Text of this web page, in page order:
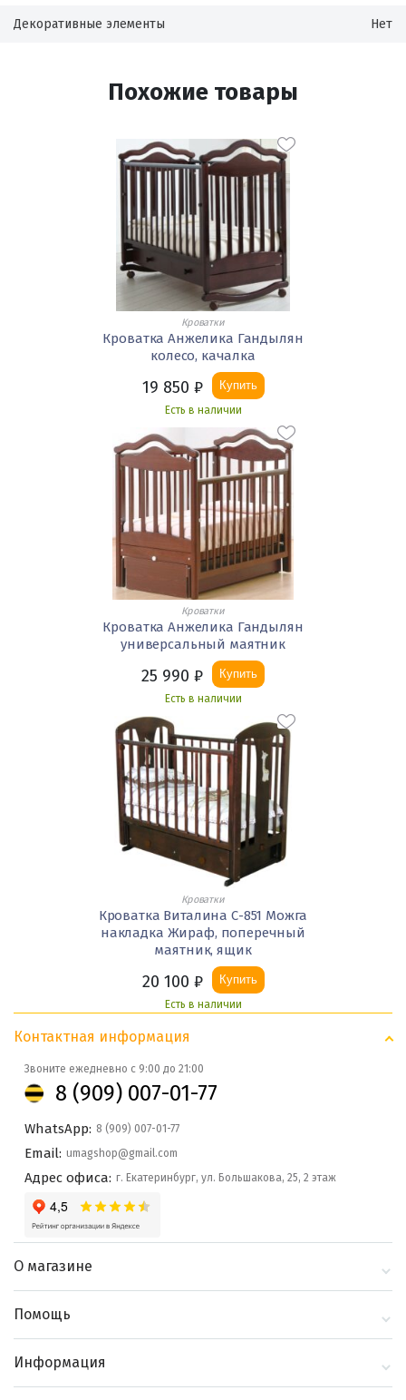
Декоративные элементы Нет
Похожие товары
Кроватки
Кроватка Анжелика Гандылян
колесо, качалка
19 850 ₽ Купить
Есть в наличии
Кроватки
Кроватка Анжелика Гандылян
универсальный маятник
25 990 ₽ Купить
Есть в наличии
Кроватки
Кроватка Виталина С-851 Можга
накладка Жираф, поперечный
маятник, ящик
20 100 ₽ Купить
Есть в наличии
Контактная информация
Звоните ежедневно с 9:00 до 21:00
8 (909) 007-01-77
WhatsApp: 8 (909) 007-01-77
Email: umagshop@gmail.com
Адрес офиса: г. Екатеринбург, ул. Большакова, 25, 2 этаж
О магазине
Блог
Помощь
Информация